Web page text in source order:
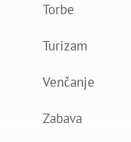
Torbe
Turizam
Venčanje
Zabava